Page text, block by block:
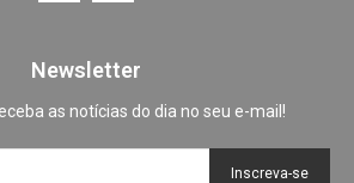
Newsletter
as notícias do dia no seu e-mail!
Inscreva-se